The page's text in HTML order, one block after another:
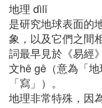
地理 dìlǐ
是研究地球表面的
象，以及它們之間
詞最早見於《易經
文hê gê（意為「
「寫」）。
地理非常特殊，因